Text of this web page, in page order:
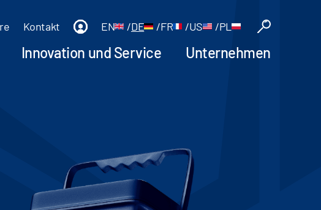
Kontakt EN /DE /FR /US /PL
Innovation und Service Unternehmen